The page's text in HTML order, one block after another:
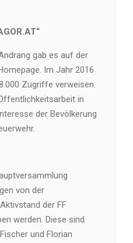
gab es auf der
Im Jahr 2016
Zugriffe verweisen.
in
der Bevölkerung
von der
der FF
werden. Diese sind
und Florian